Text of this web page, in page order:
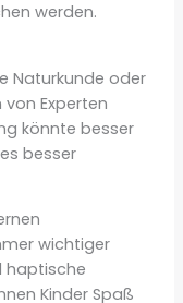
werden.
Naturkunde oder
Experten
könnte besser
besser
wichtiger
haptische
Kinder Spaß